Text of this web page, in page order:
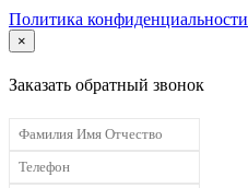
Политика конфиденциальности
×
Заказать обратный звонок